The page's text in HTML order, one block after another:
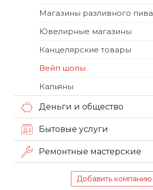
Магазины разливного пива
Ювелирные магазины
Канцелярские товары
Вейп шопы
Кальяны
Деньги и общество
Бытовые услуги
Ремонтные мастерские
Добавить компанию